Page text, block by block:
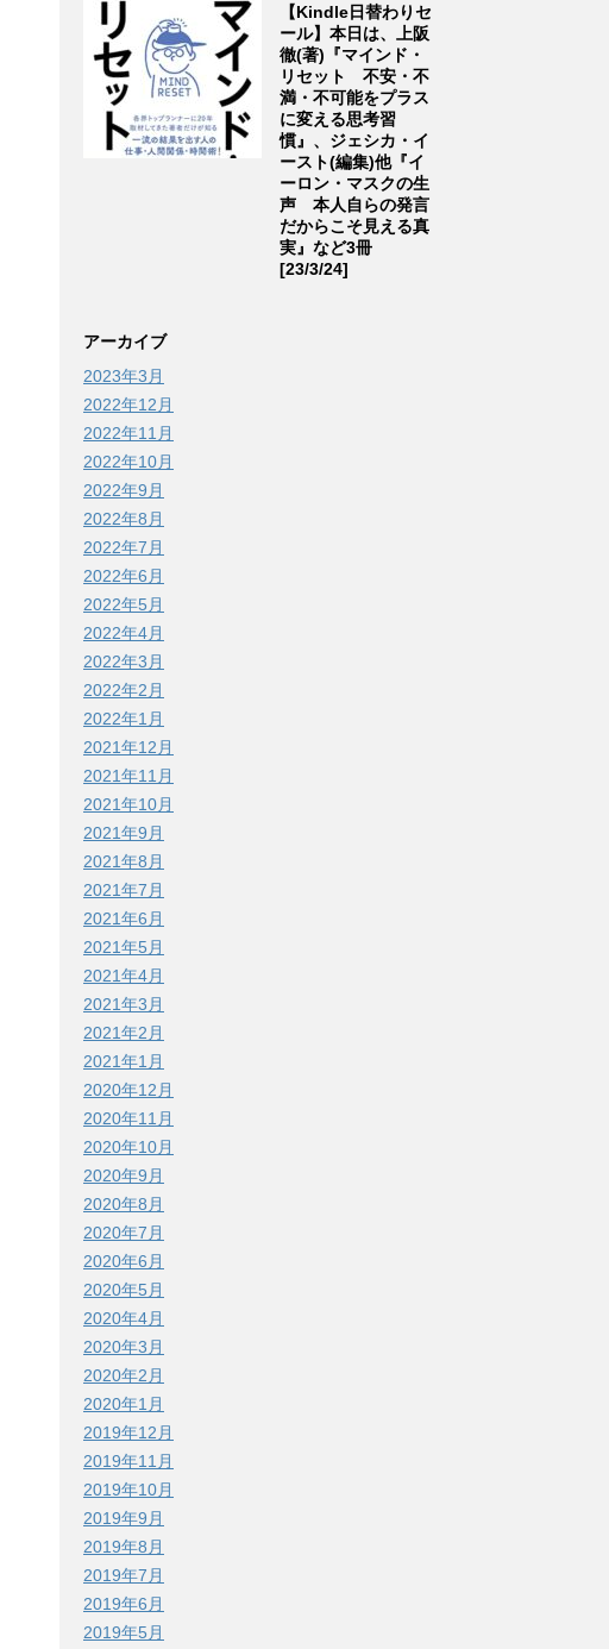
【Kindle日替わりセ
ール】本日は、上阪
徹(著)『マインド・
リセット 不安・不
満・不可能をプラス
に変える思考習
慣』、ジェシカ・イ
ースト(編集)他『イ
ーロン・マスクの生
声 本人自らの発言
だからこそ見える真
実』など3冊
[23/3/24]
アーカイブ
2023年3月
2022年12月
2022年11月
2022年10月
2022年9月
2022年8月
2022年7月
2022年6月
2022年5月
2022年4月
2022年3月
2022年2月
2022年1月
2021年12月
2021年11月
2021年10月
2021年9月
2021年8月
2021年7月
2021年6月
2021年5月
2021年4月
2021年3月
2021年2月
2021年1月
2020年12月
2020年11月
2020年10月
2020年9月
2020年8月
2020年7月
2020年6月
2020年5月
2020年4月
2020年3月
2020年2月
2020年1月
2019年12月
2019年11月
2019年10月
2019年9月
2019年8月
2019年7月
2019年6月
2019年5月